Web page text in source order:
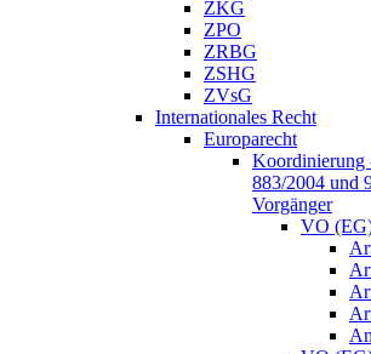
ZKG
ZPO
ZRBG
ZSHG
ZVsG
Internationales Recht
Europarecht
883/2004 und
Vorgänger
VO